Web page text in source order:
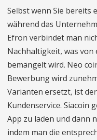
Selbst wenn Sie bereits
während das
Efron verbindet man
Nachhaltigkeit, was
bemängelt wird. Neo
Bewerbung wird
Varianten ersetzt, ist
Kundenservice. Siacoin
App zu laden und dann
indem man die